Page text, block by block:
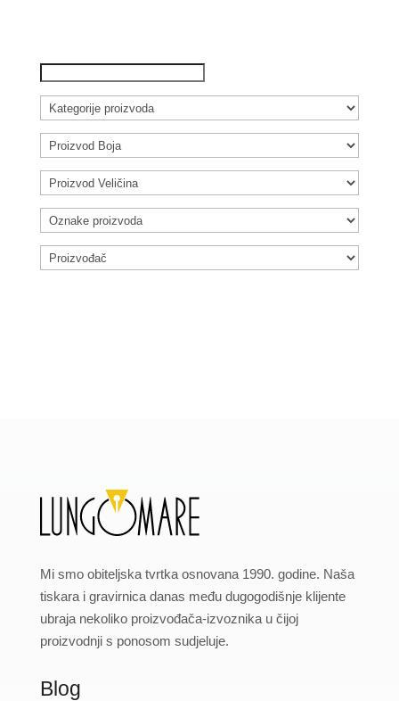
Mi smo obiteljska tvrtka osnovana 1990. godine. Naša
tiskara i gravirnica danas među dugogodišnje klijente
ubraja nekoliko proizvođača-izvoznika u čijoj
proizvodnji s ponosom sudjeluje.
Blog